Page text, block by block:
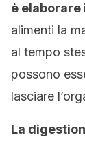
è elaborare
alimenti la
al tempo
possono
lasciare
La